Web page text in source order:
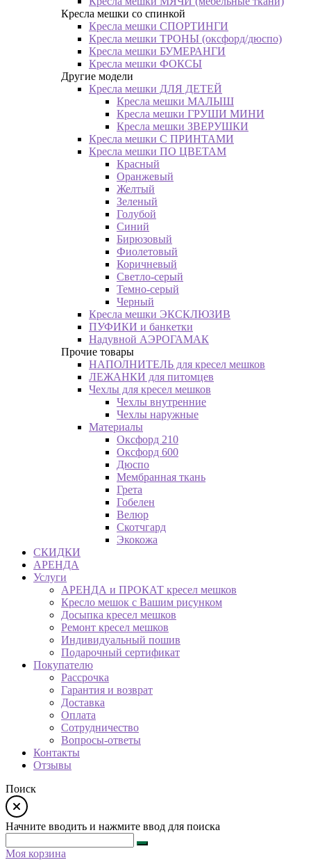
Кресла мешки со спинкой
Кресла мешки СПОРТИНГИ
Кресла мешки ТРОНЫ (оксфорд/дюспо)
Кресла мешки БУМЕРАНГИ
Кресла мешки ФОКСЫ
Другие модели
Кресла мешки ДЛЯ ДЕТЕЙ
Кресла мешки МАЛЫШ
Кресла мешки ГРУШИ МИНИ
Кресла мешки ЗВЕРУШКИ
Кресла мешки С ПРИНТАМИ
Кресла мешки ПО ЦВЕТАМ
Красный
Оранжевый
Желтый
Зеленый
Голубой
Синий
Бирюзовый
Фиолетовый
Коричневый
Светло-серый
Темно-серый
Черный
Кресла мешки ЭКСКЛЮЗИВ
ПУФИКИ и банкетки
Надувной АЭРОГАМАК
Прочие товары
НАПОЛНИТЕЛЬ для кресел мешков
ЛЕЖАНКИ для питомцев
Чехлы для кресел мешков
Чехлы внутренние
Чехлы наружные
Материалы
Оксфорд 210
Оксфорд 600
Дюспо
Мембранная ткань
Грета
Гобелен
Велюр
Скотчгард
Экокожа
СКИДКИ
АРЕНДА
Услуги
АРЕНДА и ПРОКАТ кресел мешков
Кресло мешок с Вашим рисунком
Досыпка кресел мешков
Ремонт кресел мешков
Индивидуальный пошив
Подарочный сертификат
Покупателю
Рассрочка
Гарантия и возврат
Доставка
Оплата
Сотрудничество
Вопросы-ответы
Контакты
Отзывы
Поиск
Начните вводить и нажмите ввод для поиска
Моя корзина